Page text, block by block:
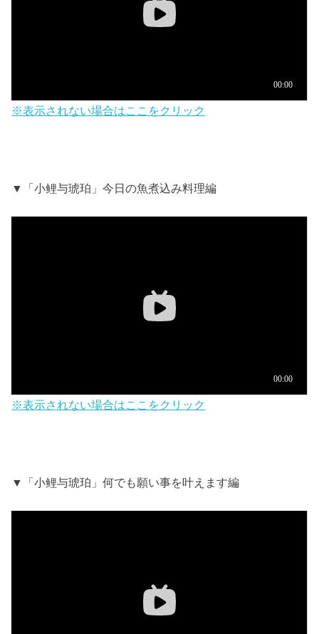
※表示されない場合はここをクリック
▼「小鲤与琥珀」今日の魚煮込み料理編
※表示されない場合はここをクリック
▼「小鲤与琥珀」何でも願い事を叶えます編